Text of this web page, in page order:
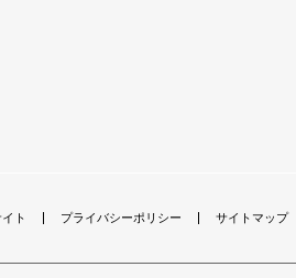
ト プライバシーポリシー サイトマップ